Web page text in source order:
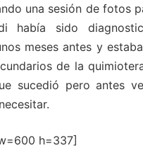
una sesión de fotos
había sido
meses antes y
de la
sucedió pero antes
h=337]